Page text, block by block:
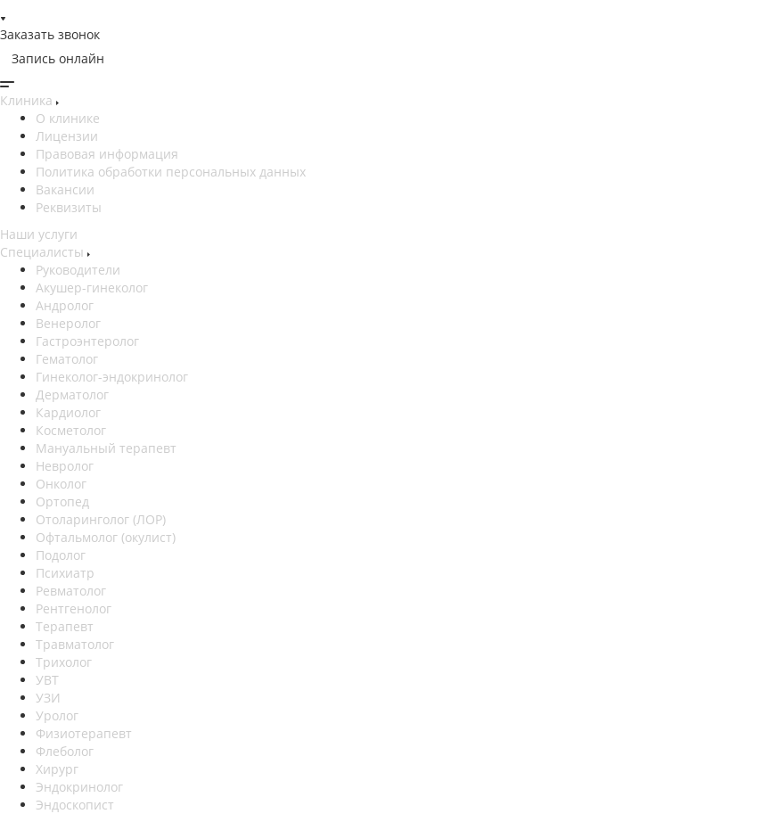
Заказать звонок
Запись онлайн
Клиника
О клинике
Лицензии
Правовая информация
Политика обработки персональных данных
Вакансии
Реквизиты
Наши услуги
Специалисты
Руководители
Акушер-гинеколог
Андролог
Венеролог
Гастроэнтеролог
Гематолог
Гинеколог-эндокринолог
Дерматолог
Кардиолог
Косметолог
Мануальный терапевт
Невролог
Онколог
Ортопед
Отоларинголог (ЛОР)
Офтальмолог (окулист)
Подолог
Психиатр
Ревматолог
Рентгенолог
Терапевт
Травматолог
Трихолог
УВТ
УЗИ
Уролог
Физиотерапевт
Флеболог
Хирург
Эндокринолог
Эндоскопист